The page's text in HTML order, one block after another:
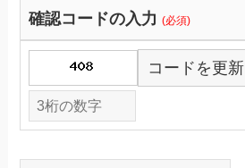
確認コードの入力(必須)
コードを更新